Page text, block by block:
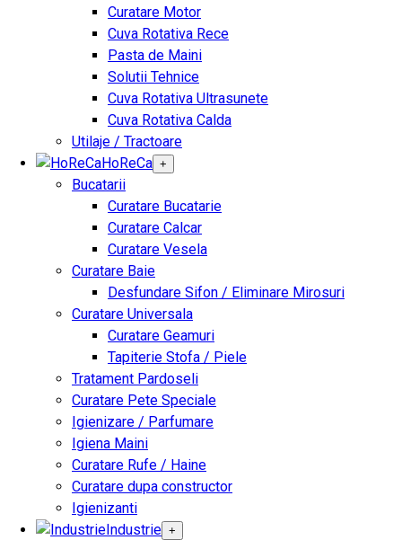
Curatare Motor
Cuva Rotativa Rece
Pasta de Maini
Solutii Tehnice
Cuva Rotativa Ultrasunete
Cuva Rotativa Calda
Utilaje / Tractoare
HoReCa +
Bucatarii
Curatare Bucatarie
Curatare Calcar
Curatare Vesela
Curatare Baie
Desfundare Sifon / Eliminare Mirosuri
Curatare Universala
Curatare Geamuri
Tapiterie Stofa / Piele
Tratament Pardoseli
Curatare Pete Speciale
Igienizare / Parfumare
Igiena Maini
Curatare Rufe / Haine
Curatare dupa constructor
Igienizanti
Industrie +